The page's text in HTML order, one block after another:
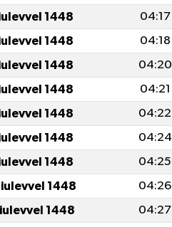
1448 04:17
1448 04:18
1448 04:20
1448 04:21
1448 04:22
1448 04:24
1448 04:25
1448 04:26
1448 04:27